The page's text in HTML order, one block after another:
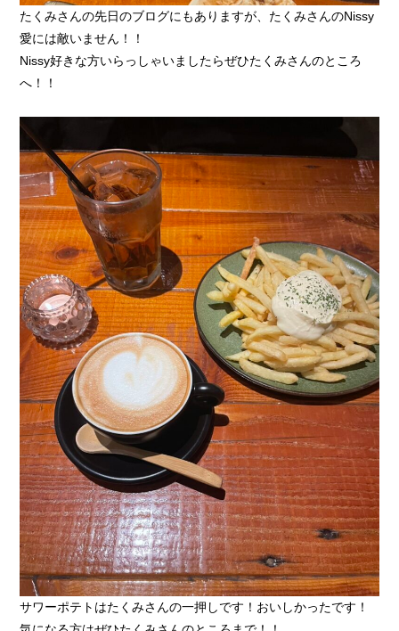
たくみさんの先日のブログにもありますが、たくみさんのNissy
愛には敵いません！！
Nissy好きな方いらっしゃいましたらぜひたくみさんのところ
へ！！
サワーポテトはたくみさんの一押しです！おいしかったです！